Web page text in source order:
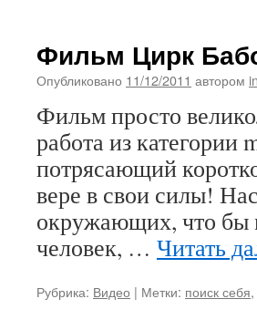
Фильм Цирк
Опубликовано 11/12/2011 автором
Фильм просто
работа из
потрясающий
вере в свои силы!
окружающих, что бы
человек, … Читать
Рубрика: Видео | Метки: поиск себя,